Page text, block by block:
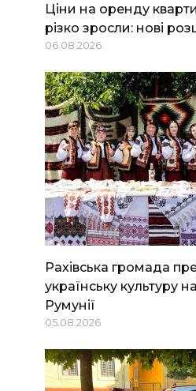
Ціни на оренду
різко зросли: нові
06.08.2026
Рахівська громада
українську культуру
Румунії
05.08.2026